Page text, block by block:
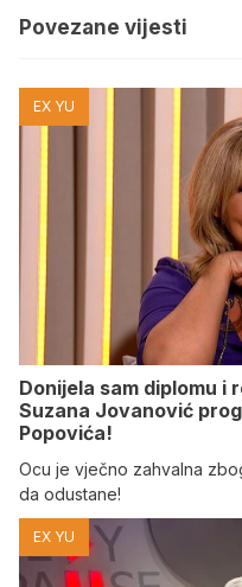
Povezane vijesti
EX YU
Donijela sam diplomu i
Suzana Jovanović
Popovića!
Ocu je vječno zahvalna
da odustane!
EX YU